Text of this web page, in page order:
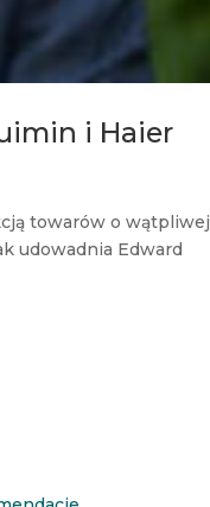
i Haier
towarów o wątpliwej
udowadnia Edward